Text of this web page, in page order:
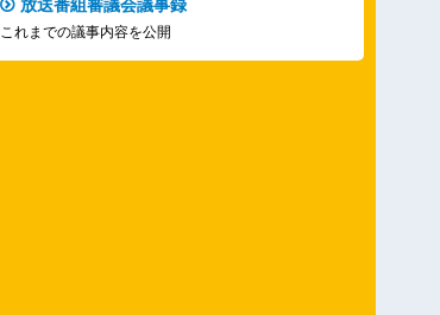
放送番組審議会議事録
これまでの議事内容を公開